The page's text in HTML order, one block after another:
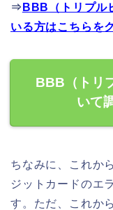
⇒ BBB（トリプル
いる方はこちらを
BBB（トリ
いて
ちなみに、これか
ジットカードのエ
す。ただ、これか